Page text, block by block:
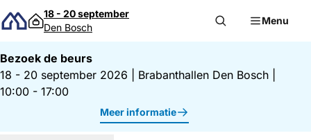
Direct naar inhoud
18 - 20 september
Den Bosch
Menu
Bezoek de beurs
18 - 20 september 2026
Brabanthallen Den Bosch
10:00 - 17:00
Meer informatie